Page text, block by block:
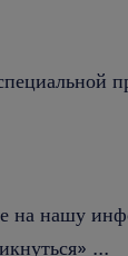
на нашу
...